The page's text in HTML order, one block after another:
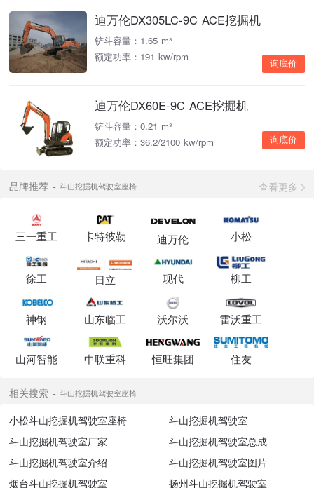
迪万伦DX305LC-9C ACE挖掘机
铲斗容量：1.65 m³
额定功率：191 kw/rpm
询底价
迪万伦DX60E-9C ACE挖掘机
铲斗容量：0.21 m³
额定功率：36.2/2100 kw/rpm
询底价
品牌推荐 斗山挖掘机驾驶室座椅 查看更多
三一重工 卡特彼勒 迪万伦 小松
徐工 日立 现代 柳工
神钢 山东临工 沃尔沃 雷沃重工
山河智能 中联重科 恒旺集团 住友
相关搜索 斗山挖掘机驾驶室座椅
小松斗山挖掘机驾驶室座椅
斗山挖掘机驾驶室
斗山挖掘机驾驶室厂家
斗山挖掘机驾驶室总成
斗山挖掘机驾驶室介绍
斗山挖掘机驾驶室图片
烟台斗山挖掘机驾驶室
扬州斗山挖掘机驾驶室